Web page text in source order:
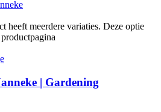
heeft meerdere variaties. Deze optie
| Gardening